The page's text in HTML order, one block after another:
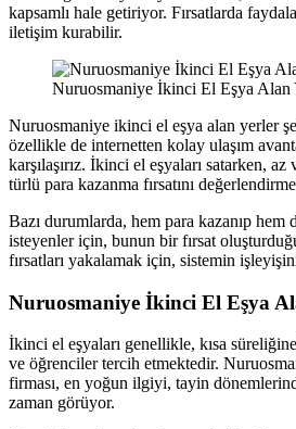
kapsamlı hale getiriyor. Fırsatlarda
iletişim kurabilir.
Nuruosmaniye İkinci El Eşya Alan
Nuruosmaniye ikinci el eşya alan yerler
özellikle de internetten kolay ulaşım
karşılaşırız. İkinci el eşyaları satarken,
türlü para kazanma fırsatını
Bazı durumlarda, hem para kazanıp
isteyenler için, bunun bir fırsat
fırsatları yakalamak için, sistemin
Nuruosmaniye İkinci El Eşya
İkinci el eşyaları genellikle, kısa
ve öğrenciler tercih etmektedir.
firması, en yoğun ilgiyi, tayin
zaman görüyor.